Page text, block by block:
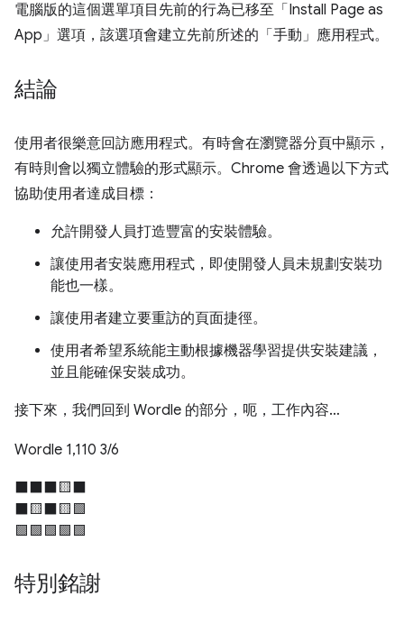
電腦版的這個選單項目先前的行為已移至「Install Page as
App」 選項，該選項會建立先前所述的「手動」應用程式。
結論
使用者很樂意回訪應用程式。有時會在瀏覽器分頁中顯示，
有時則會以獨立體驗的形式顯示。Chrome 會透過以下方式
協助使用者達成目標：
允許開發人員打造豐富的安裝體驗。
讓使用者安裝應用程式，即使開發人員未規劃安裝功
能也一樣。
讓使用者建立要重訪的頁面捷徑。
使用者希望系統能主動根據機器學習提供安裝建議，
並且能確保安裝成功。
接下來，我們回到 Wordle 的部分，呃，工作內容…
Wordle 1,110 3/6
⬛⬛⬛🟨⬛
⬛🟨⬛🟨🟩
🟩🟩🟩🟩🟩
特別銘謝